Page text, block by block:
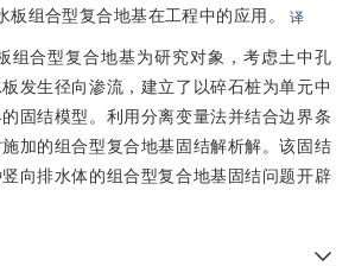
组合型复合地基在工程中的应用。
译
组合型复合地基为研究对象，考虑土中孔
发生径向渗流，建立了以碎石桩为单元中
固结模型。利用分离变量法并结合边界条
加的组合型复合地基固结解析解。该固结
向排水体的组合型复合地基固结问题开辟